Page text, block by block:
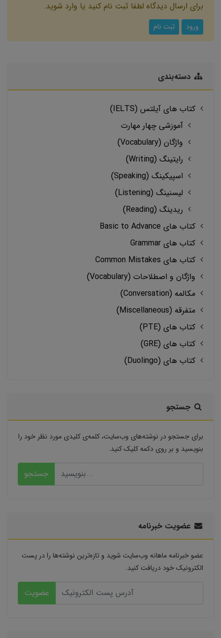
برای ارسال دیدگاه لطفا ثبت نام کنید یا وارد شوید.
ورود ثبت نام
دسته‌بندی
کتاب های آیلتس (IELTS)
آموزشی چهار مهارت
واژگان (Vocabulary)
رایتینگ (Writing)
اسپیکینگ (Speaking)
لیسنینگ (Listening)
ریدینگ (Reading)
کتاب های Basic to Advance
کتاب های Grammar
کتاب های Common Mistakes
واژگان و اصطلاحات (Vocabulary)
مکالمه (Conversation)
متفرقه (Miscellaneous)
کتاب های (PTE)
کتاب های (GRE)
کتاب های (Duolingo)
جستجو
برای جستجو در نوشته‌های وب‌سایت، کلمه‌ی کلیدی مورد نظر خود را
بنویسید و بر روی دکمه کلیک کنید.
جستجو
عضویت خبرنامه
عضو خبرنامه ماهانه وب‌سایت شوید و تازه‌ترین نوشته‌ها را در پست
الکترونیک خود دریافت کنید.
عضویت